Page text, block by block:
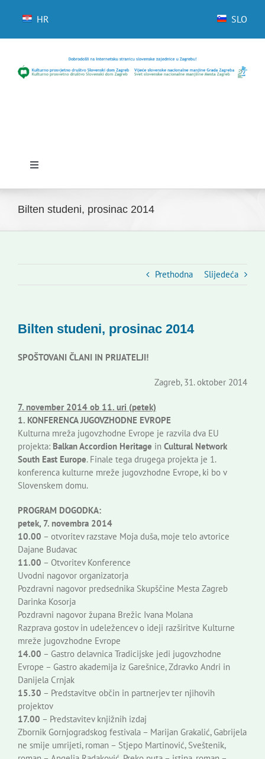
HR SLO
Toggle
Novosti
Kontakti
Izdavaštvo
Korisne informacije
Bilten studeni, prosinac 2014
Prethodna Slijedeća
Bilten studeni, prosinac 2014
SPOŠTOVANI ČLANI IN PRIJATELJI!
Zagreb, 31. oktober 2014
7. november 2014 ob 11. uri (petek)
1. KONFERENCA JUGOVZHODNE EVROPE
Kulturna mreža jugovzhodne Evrope je razvila dva EU
projekta: Balkan Accordion Heritage in Cultural Network
South East Europe. Finale tega drugega projekta je 1.
konferenca kulturne mreže jugovzhodne Evrope, ki bo v
Slovenskem domu.
PROGRAM DOGODKA:
petek, 7. novembra 2014
10.00 – otvoritev razstave Moja duša, moje telo avtorice
Dajane Budavac
11.00 – Otvoritev Konference
Uvodni nagovor organizatorja
Pozdravni nagovor predsednika Skupščine Mesta Zagreb
Darinka Kosorja
Pozdravni nagovor župana Brežic Ivana Molana
Razprava gostov in udeležencev o ideji razširitve Kulturne
mreže jugovzhodne Evrope
14.00 – Gastro delavnica Tradicijske jedi jugovzhodne
Evrope – Gastro akademija iz Garešnice, Zdravko Andri in
Danijela Crnjak
15.30 – Predstavitve občin in partnerjev ter njihovih
projektov
17.00 – Predstavitev knjižnih izdaj
Zbornik Gornjogradskog festivala – Marijan Grakalić, Gabrijela
ne smije umrijeti, roman – Stjepo Martinović, Sveštenik,